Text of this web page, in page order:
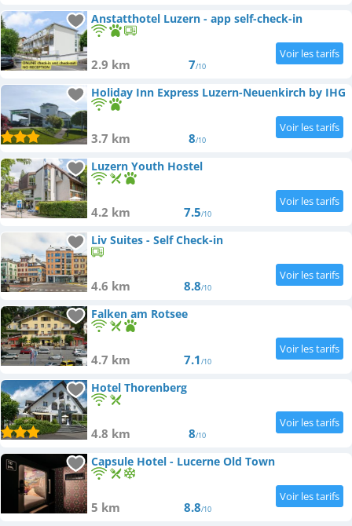
Anstatthotel Luzern - app self-check-in
2.9 km 7/10
Holiday Inn Express Luzern-Neuenkirch by IHG
3.7 km 8/10
Luzern Youth Hostel
4.2 km 7.5/10
Liv Suites - Self Check-in
4.6 km 8.8/10
Falken am Rotsee
4.7 km 7.1/10
Hotel Thorenberg
4.8 km 8/10
Capsule Hotel - Lucerne Old Town
5 km 8.8/10